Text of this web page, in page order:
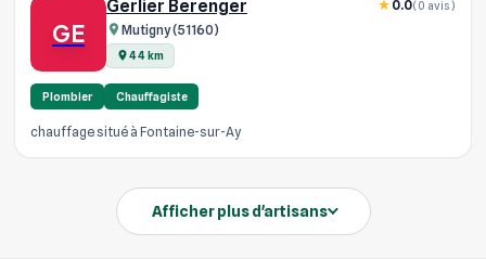
GE
Gerlier Bérenger
Mutigny (51160)
44 km
0.0(0 avis)
Plombier Chauffagiste
chauffage situé à Fontaine-sur-Ay
Afficher plus d'artisans